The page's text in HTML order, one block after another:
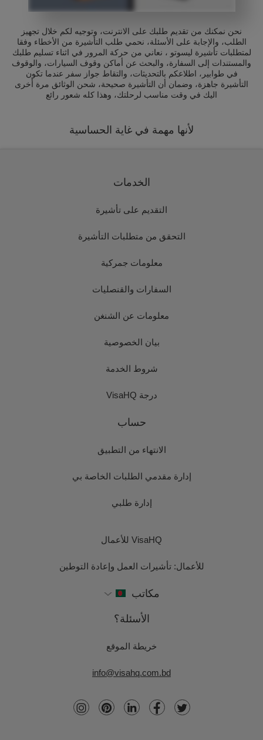
نحن نمكنك من تقديم طلبك على الانترنت، وتوجيه لكم خلال تجهيز
الطلب، والإجابة على الأسئلة، نحمي طلب التأشيرة من الأخطاء وفقا
لمتطلبات تأشيرة ليسوتو ، نعاني من حركة المرور في اثناء تسليم طلبك
والمستندات إلى السفارة، والبحث عن أماكن وقوف السيارات، والوقوف
في طوابير، اطلاعكم بالتحديثات، والتقاط جواز سفر عندما تكون
التأشيرة جاهزة، وضمان أن التأشيرة صحيحة، شحن الوثائق مرة أخرى
اليك في وقت مناسب لرحلتك، وهذا كله شعور رائع
لأنها مهمة في غاية الحساسية
الخدمات
التقديم على تأشيرة
التحقق من متطلبات التأشيرة
معلومات جمركية
السفارات والقنصليات
معلومات عن الشنغن
بيان الخصوصية
شروط الخدمة
درجة VisaHQ
حساب
الانتهاء من التطبيق
إدارة مقدمي الطلبات الخاصة بي
إدارة طلبي
VisaHQ للأعمال
للأعمال: تأشيرات العمل وإعادة التوطين
مكاتب
الأسئلة؟
خريطة الموقع
info@visahq.com.bd